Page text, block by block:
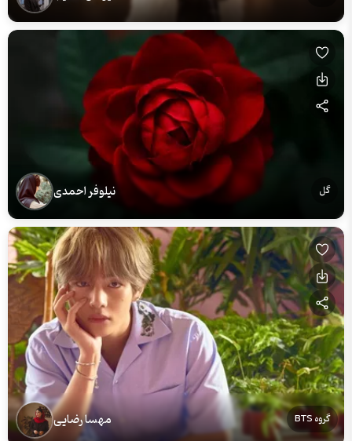
گل نیلوفر احمدی
گروه BTS مهسا رضایی